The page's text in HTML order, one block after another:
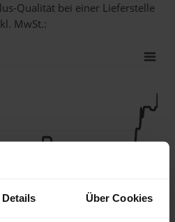
Details Über Cookies
Qualität bei einer Lieferstelle
MwSt.: